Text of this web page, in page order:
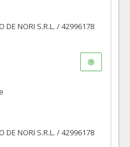
DE NORI S.R.L. / 42996178
DE NORI S.R.L. / 42996178